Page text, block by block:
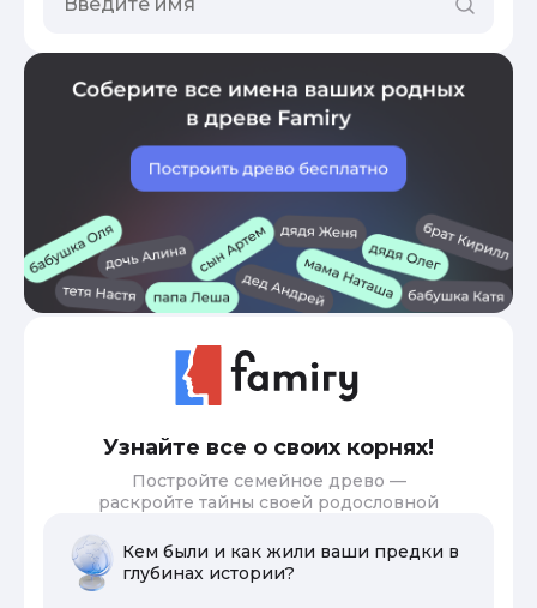
Узнайте все о своих корнях!
Постройте семейное древо —
раскройте тайны своей родословной
Кем были и как жили ваши предки в
глубинах истории?